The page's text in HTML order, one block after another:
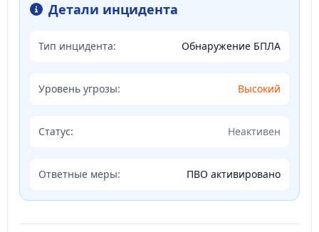
Детали инцидента
Тип инцидента: Обнаружение БПЛА
Уровень угрозы: Высокий
Статус: Неактивен
Ответные меры: ПВО активировано